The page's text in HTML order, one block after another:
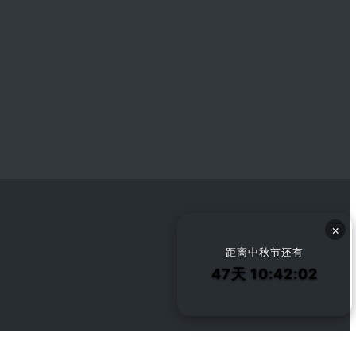
×
距离中秋节还有
47天 10:42:02